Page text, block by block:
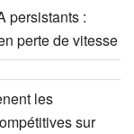
persistants :
perte de vitesse
les
sur